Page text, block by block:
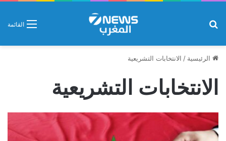
القائمة
الرئيسية / الانتخابات التشريعية
الانتخابات التشريعية